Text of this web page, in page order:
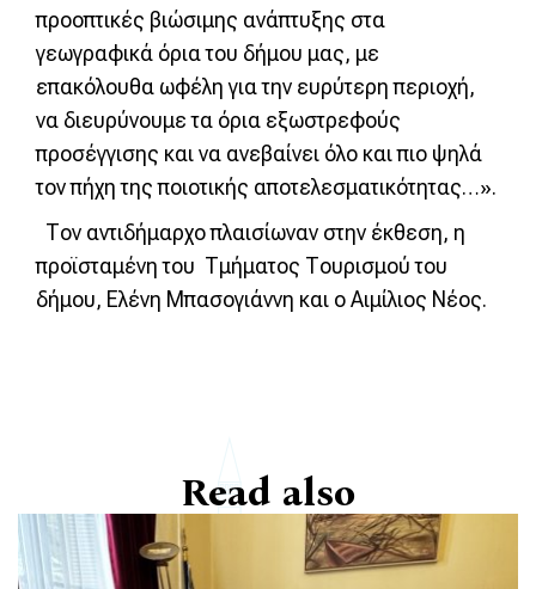
προοπτικές βιώσιμης ανάπτυξης στα
γεωγραφικά όρια του δήμου μας, με
επακόλουθα ωφέλη για την ευρύτερη περιοχή,
να διευρύνουμε τα όρια εξωστρεφούς
προσέγγισης και να ανεβαίνει όλο και πιο ψηλά
τον πήχη της ποιοτικής αποτελεσματικότητας…».
Τον αντιδήμαρχο πλαισίωναν στην έκθεση, η
προϊσταμένη του Τμήματος Τουρισμού του
δήμου, Ελένη Μπασογιάννη και ο Αιμίλιος Νέος.
Read also